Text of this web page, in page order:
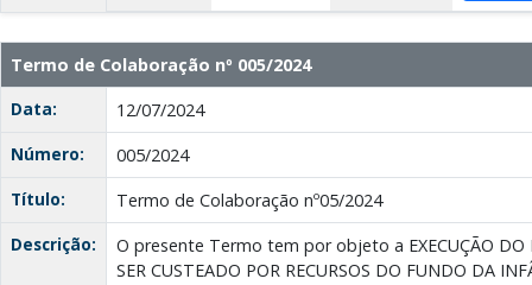
Termo de Colaboração nº 005/2024
Data:
12/07/2024
Número:
005/2024
Título:
Termo de Colaboração nº05/2024
Descrição:
O presente Termo tem por objeto a EXECUÇÃO DO
SER CUSTEADO POR RECURSOS DO FUNDO DA